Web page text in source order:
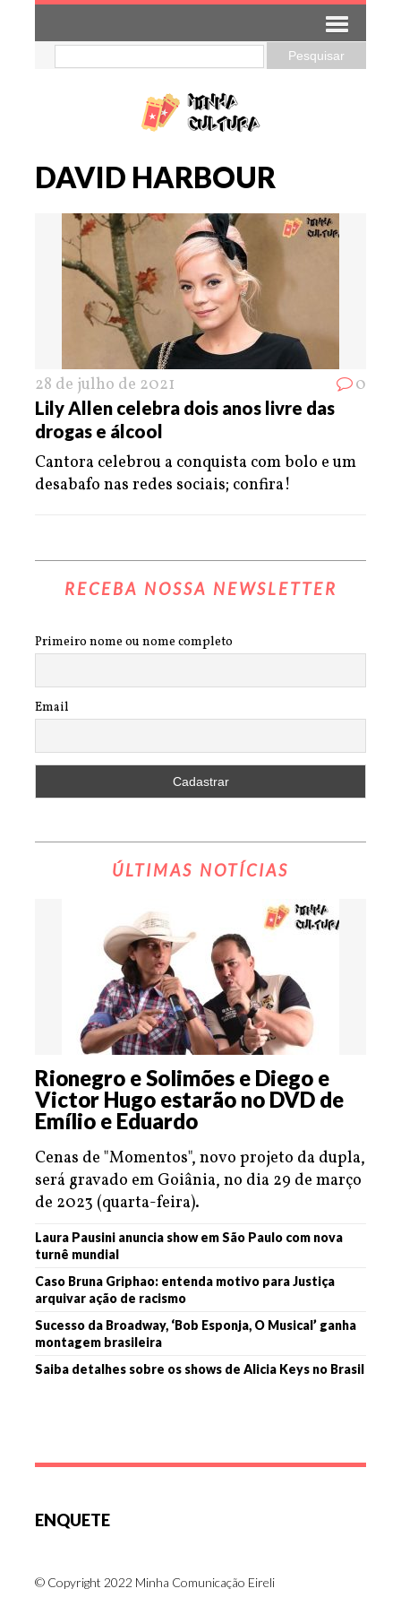
DAVID HARBOUR
28 de julho de 2021 0
Lily Allen celebra dois anos livre das
drogas e álcool
Cantora celebrou a conquista com bolo e um
desabafo nas redes sociais; confira!
RECEBA NOSSA NEWSLETTER
Primeiro nome ou nome completo
Email
ÚLTIMAS NOTÍCIAS
Rionegro e Solimões e Diego e
Victor Hugo estarão no DVD de
Emílio e Eduardo
Cenas de "Momentos", novo projeto da dupla,
será gravado em Goiânia, no dia 29 de março
de 2023 (quarta-feira).
Laura Pausini anuncia show em São Paulo com nova
turnê mundial
Caso Bruna Griphao: entenda motivo para Justiça
arquivar ação de racismo
Sucesso da Broadway, ‘Bob Esponja, O Musical’ ganha
montagem brasileira
Saiba detalhes sobre os shows de Alicia Keys no Brasil
ENQUETE
© Copyright 2022 Minha Comunicação Eireli